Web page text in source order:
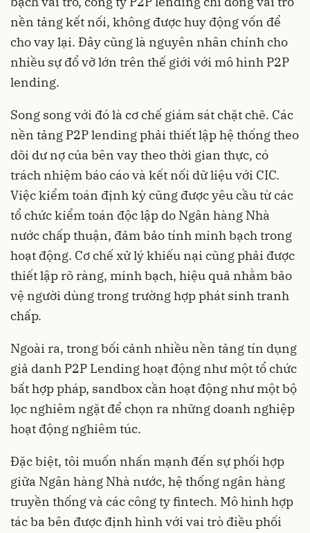
nền tảng kết nối, không được huy động vốn để
cho vay lại. Đây cũng là nguyên nhân chính cho
nhiều sự đổ vỡ lớn trên thế giới với mô hình P2P
lending.
Song song với đó là cơ chế giám sát chặt chẽ. Các
nền tảng P2P lending phải thiết lập hệ thống theo
dõi dư nợ của bên vay theo thời gian thực, có
trách nhiệm báo cáo và kết nối dữ liệu với CIC.
Việc kiểm toán định kỳ cũng được yêu cầu từ các
tổ chức kiểm toán độc lập do Ngân hàng Nhà
nước chấp thuận, đảm bảo tính minh bạch trong
hoạt động. Cơ chế xử lý khiếu nại cũng phải được
thiết lập rõ ràng, minh bạch, hiệu quả nhằm bảo
vệ người dùng trong trường hợp phát sinh tranh
chấp.
Ngoài ra, trong bối cảnh nhiều nền tảng tín dụng
giả danh P2P Lending hoạt động như một tổ chức
bất hợp pháp, sandbox cần hoạt động như một bộ
lọc nghiêm ngặt để chọn ra những doanh nghiệp
hoạt động nghiêm túc.
Đặc biệt, tôi muốn nhấn mạnh đến sự phối hợp
giữa Ngân hàng Nhà nước, hệ thống ngân hàng
truyền thống và các công ty fintech. Mô hình hợp
tác ba bên được định hình với vai trò điều phối